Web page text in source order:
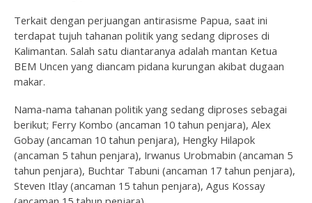
Terkait dengan perjuangan antirasisme Papua, saat ini
terdapat tujuh tahanan politik yang sedang diproses di
Kalimantan. Salah satu diantaranya adalah mantan Ketua
BEM Uncen yang diancam pidana kurungan akibat dugaan
makar.
Nama-nama tahanan politik yang sedang diproses sebagai
berikut; Ferry Kombo (ancaman 10 tahun penjara), Alex
Gobay (ancaman 10 tahun penjara), Hengky Hilapok
(ancaman 5 tahun penjara), Irwanus Urobmabin (ancaman 5
tahun penjara), Buchtar Tabuni (ancaman 17 tahun penjara),
Steven Itlay (ancaman 15 tahun penjara), Agus Kossay